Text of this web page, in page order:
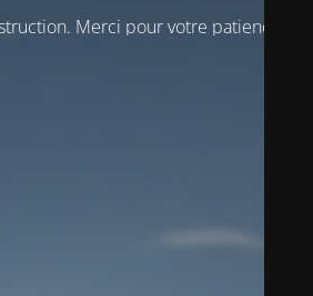
Merci pour votre patience !